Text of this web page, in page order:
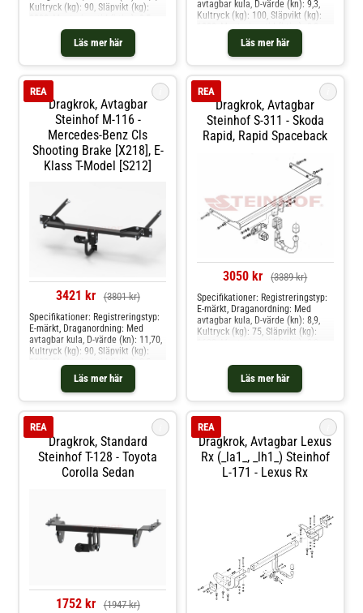
Läs mer här
Kultryck (kg): 90, Släpvikt (kg):
Produkten passar dessa
bilmodelle: mercedes-benz e-klass
Läs mer här
avtagbar kula, D-värde (kn): 9,3,
Kultryck (kg): 100, Släpvikt (kg):
Produkten passar dessa
bilmodelle: skoda octavia ii,
octavia combi ii
Dragkrok, Avtagbar
Steinhof M-116 -
Mercedes-Benz Cls
Shooting Brake [x218], E-
Klass T-Model [s212]
REA
3421 kr (3801 kr)
Läs mer här
Specifikationer: Registreringstyp:
E-märkt, Draganordning: Med
avtagbar kula, D-värde (kn): 11,70,
Kultryck (kg): 90, Släpvikt (kg):
2100, Monteringstid (i tim): 2,5
Produkten passar dessa
bilmodelle: mercedes-benz cls
shooting brake [x218], e-klass t-
Dragkrok, Avtagbar
Steinhof S-311 - Skoda
Rapid, Rapid Spaceback
REA
3050 kr (3389 kr)
Läs mer här
Specifikationer: Registreringstyp:
E-märkt, Draganordning: Med
avtagbar kula, D-värde (kn): 8,9,
Kultryck (kg): 75, Släpvikt (kg):
av stötfångare Produkten passar
dessa bilmodelle: skoda rapid,
rapid spaceback
Dragkrok, Standard
Steinhof T-128 - Toyota
Corolla Sedan
REA
1752 kr (1947 kr)
Dragkrok, Avtagbar Lexus
Rx (_la1_, _lh1_) Steinhof
L-171 - Lexus Rx
REA